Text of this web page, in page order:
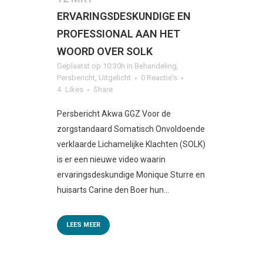
ERVARINGSDESKUNDIGE EN
PROFESSIONAL AAN HET
WOORD OVER SOLK
Geplaatst op 10:30h in Behandeling
Persbericht Uitgelicht
0 Reactie's
4 Likes Share
Persbericht Akwa GGZ Voor de
zorgstandaard Somatisch Onvoldoende
verklaarde Lichamelijke Klachten (SOLK)
is er een nieuwe video waarin
ervaringsdeskundige Monique Sturre en
huisarts Carine den Boer hun...
LEES MEER